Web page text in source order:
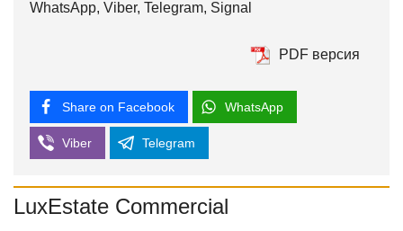
WhatsApp, Viber, Telegram, Signal
PDF версия
Share on Facebook WhatsApp
Viber Telegram
LuxEstate Commercial